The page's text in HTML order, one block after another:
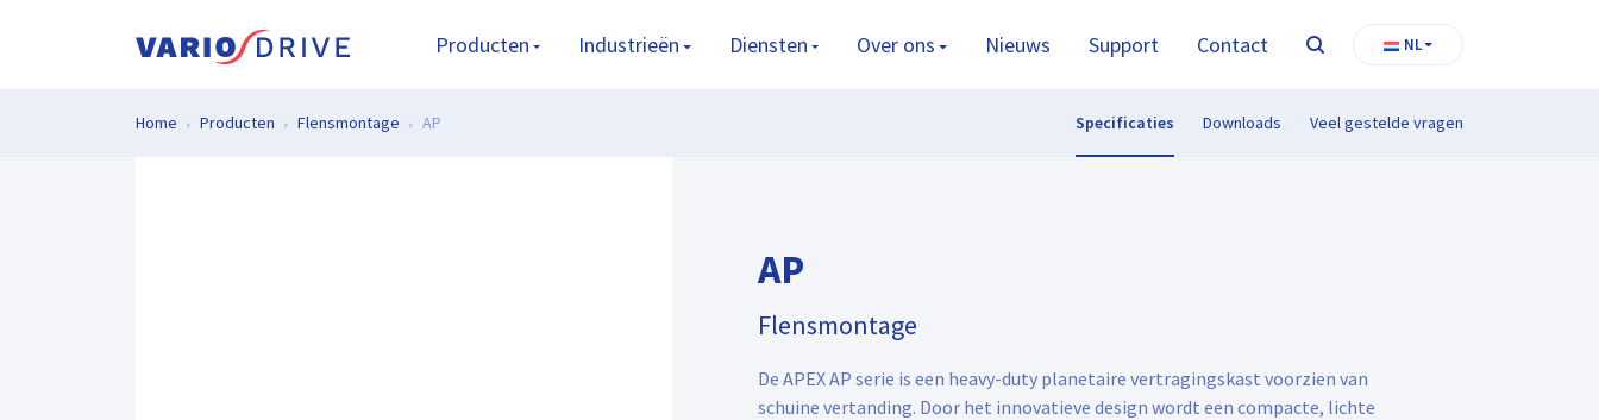
Producten Industrieën Diensten Over ons Nieuws Support Contact Zoeken
NL
Home Producten Flensmontage AP Specificaties Downloads Veel gestelde vragen
AP
Flensmontage
De APEX AP serie is een heavy-duty planetaire vertragingskast voorzien van
schuine vertanding. Door het innovatieve design wordt een compacte, lichte